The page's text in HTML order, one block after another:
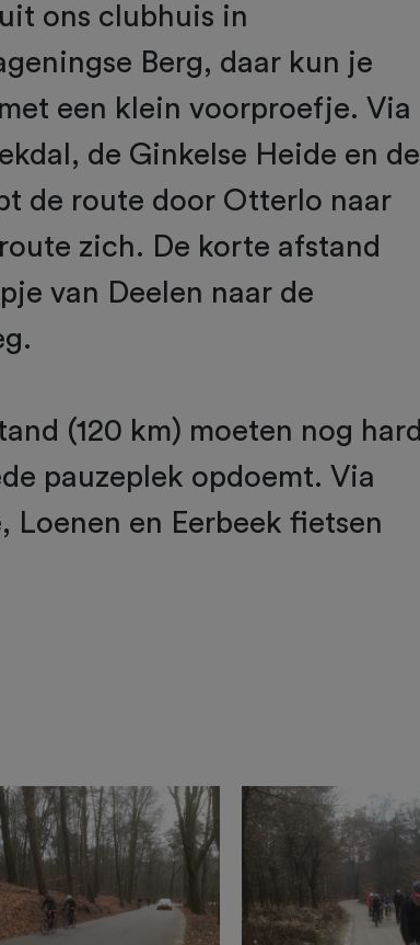
ons clubhuis in
Berg, daar kun je
een klein voorproefje. Via
de Ginkelse Heide en de
de route door Otterlo naar
zich. De korte afstand
van Deelen naar de
(120 km) moeten nog hard
pauzeplek opdoemt. Via
Loenen en Eerbeek fietsen